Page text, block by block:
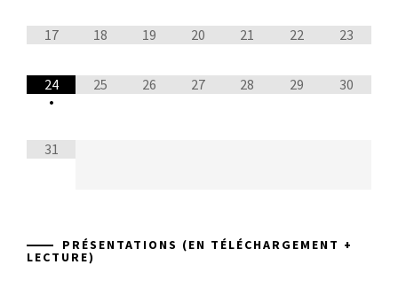
17 18 19 20 21 22 23
24
•
25 26 27 28 29 30
31
PRÉSENTATIONS (EN TÉLÉCHARGEMENT +
LECTURE)